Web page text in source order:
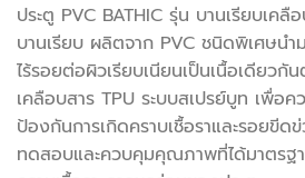
ประตู PVC BATHIC รุ่น บานเรียบเคลื
บานเรียบ ผลิตจาก PVC ชนิดพิเศษนำ
ไร้รอยต่อผิวเรียบเนียนเป็นเนื้อเดียว
เคลือบสาร TPU ระบบสเปรย์บูท เพื่อ
ป้องกันการเกิดคราบเชื้อราและรอยขีด
ทดสอบและควบคุมคุณภาพที่ได้มาตร